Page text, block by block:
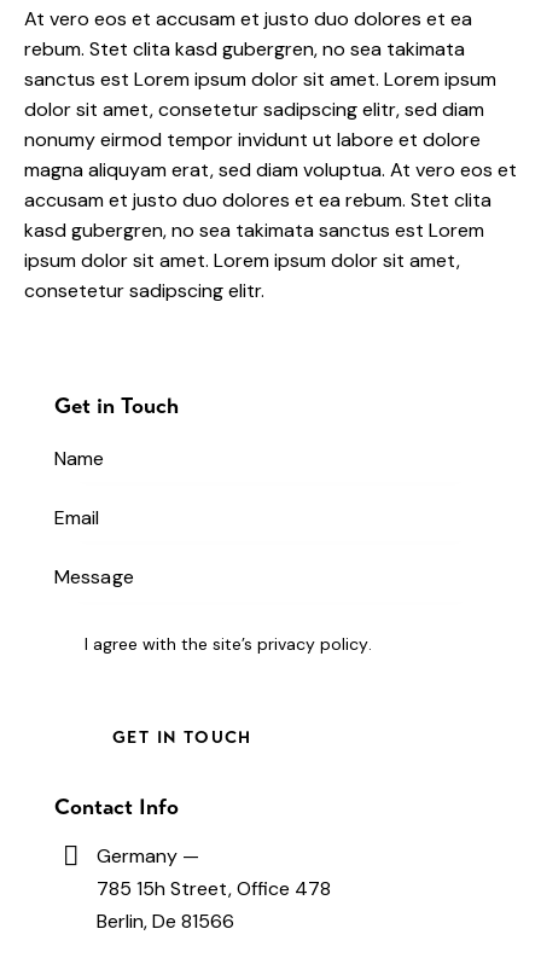
At vero eos et accusam et justo duo dolores et ea
rebum. Stet clita kasd gubergren, no sea takimata
sanctus est Lorem ipsum dolor sit amet. Lorem ipsum
dolor sit amet, consetetur sadipscing elitr, sed diam
nonumy eirmod tempor invidunt ut labore et dolore
magna aliquyam erat, sed diam voluptua. At vero eos et
accusam et justo duo dolores et ea rebum. Stet clita
kasd gubergren, no sea takimata sanctus est Lorem
ipsum dolor sit amet. Lorem ipsum dolor sit amet,
consetetur sadipscing elitr.
Get in Touch
I agree with the site’sprivacy policy.
Contact Info
Germany —
785 15h Street, Office 478
Berlin, De 81566